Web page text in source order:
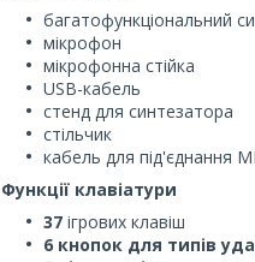
багатофункціональний
мікрофон
мікрофонна стійка
USB-кабель
стенд для синтезатора
стільчик
кабель для під'єднання
Функції клавіатури
37 ігрових клавіш
6 кнопок для типів